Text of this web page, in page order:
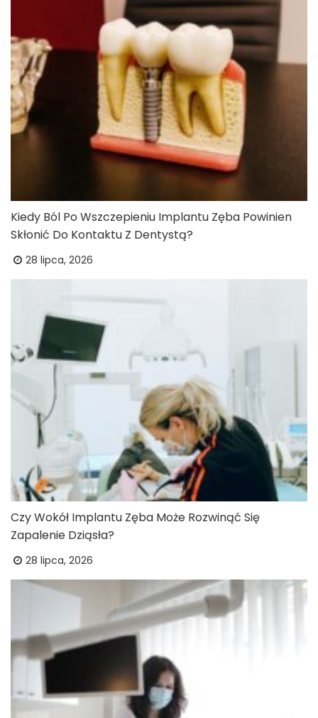
Kiedy Ból Po Wszczepieniu Implantu Zęba Powinien
Skłonić Do Kontaktu Z Dentystą?
28 lipca, 2026
Czy Wokół Implantu Zęba Może Rozwinąć Się
Zapalenie Dziąsła?
28 lipca, 2026